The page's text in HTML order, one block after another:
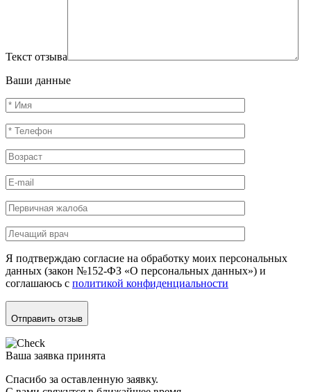
Текст отзыва
Ваши данные
Я подтверждаю согласие на обработку моих персональных
данных (закон №152-ФЗ «О персональных данных») и
соглашаюсь с политикой конфиденциальности
Отправить отзыв
Ваша заявка принята
Спасибо за оставленную заявку.